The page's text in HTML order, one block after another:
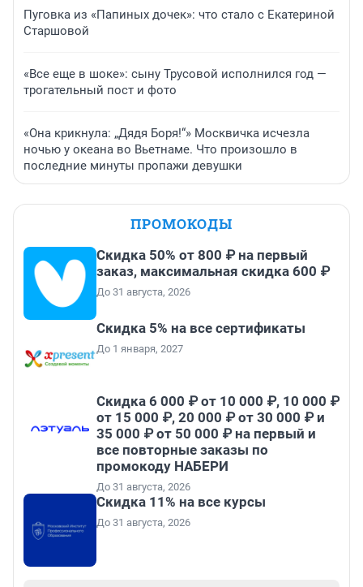
Пуговка из «Папиных дочек»: что стало с Екатериной
Старшовой
«Все еще в шоке»: сыну Трусовой исполнился год —
трогательный пост и фото
«Она крикнула: „Дядя Боря!“» Москвичка исчезла
ночью у океана во Вьетнаме. Что произошло в
последние минуты пропажи девушки
ПРОМОКОДЫ
Скидка 50% от 800 ₽ на первый
заказ, максимальная скидка 600 ₽
До 31 августа, 2026
Скидка 5% на все сертификаты
До 1 января, 2027
Скидка 6 000 ₽ от 10 000 ₽, 10 000 ₽
от 15 000 ₽, 20 000 ₽ от 30 000 ₽ и
35 000 ₽ от 50 000 ₽ на первый и
все повторные заказы по
промокоду НАБЕРИ
До 31 августа, 2026
Скидка 11% на все курсы
До 31 августа, 2026